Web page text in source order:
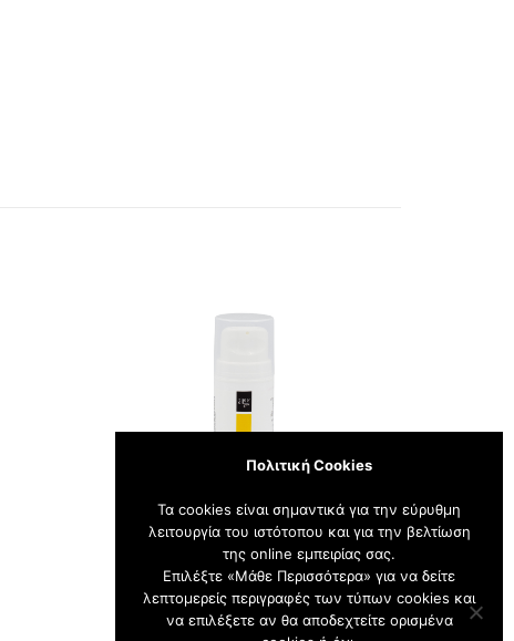
ΑΝΤΗΛΙΑΚΑ,ΑΝΤΗΛΙΑΚΑ ΠΡΟΣΩΠΟΥ
Αντηλιακή Κρέμα Προσώπου Με
Πρεβιοτικά Χωρίς Χρώμα
Πολιτική Cookies
Τα cookies είναι σημαντικά για την εύρυθμη
λειτουργία του ιστότοπου και για την βελτίωση
της online εμπειρίας σας.
Επιλέξτε «Μάθε Περισσότερα» για να δείτε
λεπτομερείς περιγραφές των τύπων cookies και
να επιλέξετε αν θα αποδεχτείτε ορισμένα